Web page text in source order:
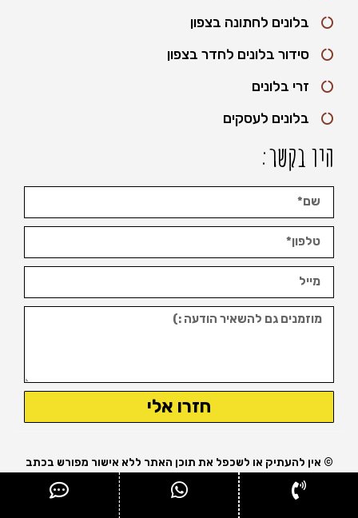
בלונים לחתונה בצפון
סידור בלונים לחדר בצפון
זרי בלונים
בלונים לעסקים
היו בקשר:
חזרו אלי
© אין להעתיק או לשכפל את תוכן האתר ללא אישור מפורש בכתב
מבעל האתר.
נבנה ומקודם ע"י עופר אטלס